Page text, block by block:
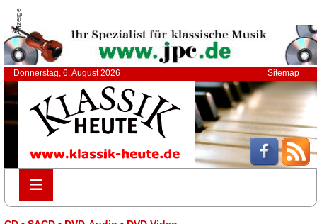
Anzeige
Donnerstag, 6. August 2026 Sitemap
≡
≡